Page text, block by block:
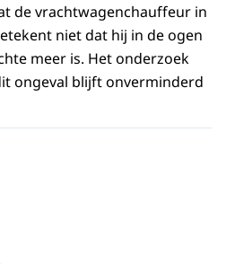
de vrachtwagenchauffeur in
niet dat hij in de ogen
meer is. Het onderzoek
ongeval blijft onverminderd